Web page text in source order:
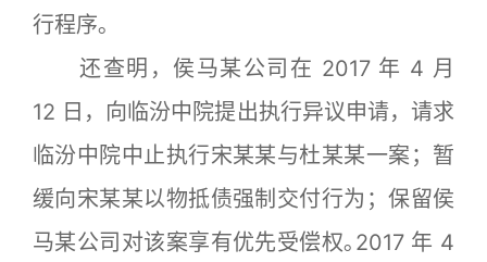
行程序｡
还查明，侯马某公司在 2017 年 4 月
12 日，向临汾中院提出执行异议申请，请求
临汾中院中止执行宋某某与杜某某一案；暂
缓向宋某某以物抵债强制交付行为；保留侯
马某公司对该案享有优先受偿权｡2017 年 4